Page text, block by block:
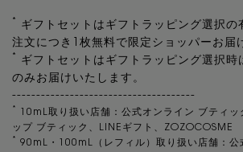
*
ギフトセットはギフトラッピング選択の
注文につき1枚無料で限定ショッパーお届
*
ギフトセットはギフトラッピング選択時
のみお届けいたします。
--------------------------------------
*
10mL取り扱い店舗：公式オンライン ブティッ
ップ ブティック、LINEギフト、ZOZOCOSME
*
90mL・100mL（レフィル）取り扱い店舗：公